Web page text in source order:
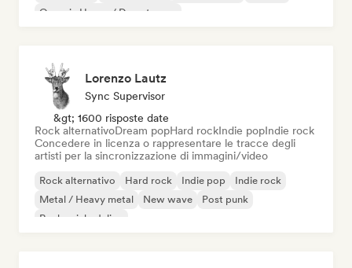
Organic House / Downtempo
Lorenzo Lautz
Sync Supervisor
&gt; 1600 risposte date
Rock alternativoDream popHard rockIndie popIndie rock
Concedere in licenza o rappresentare le tracce degli
artisti per la sincronizzazione di immagini/video
Rock alternativo Hard rock Indie pop
Indie rock
Metal / Heavy metal
New wave
Post punk
Rock psichedelico